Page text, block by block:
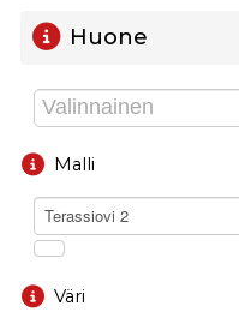
Huone
Malli
Terassiovi 2
Väri